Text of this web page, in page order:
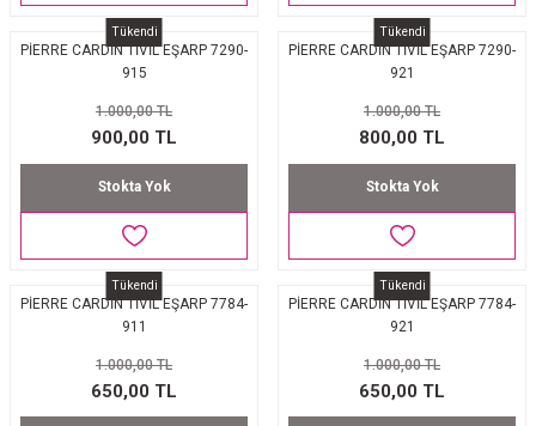
Tükendi
PİERRE CARDİN TİVİL EŞARP 7290-
915
1.000,00 TL
900,00 TL
Stokta Yok
Tükendi
PİERRE CARDİN TİVİL EŞARP 7290-
921
1.000,00 TL
800,00 TL
Stokta Yok
Tükendi
PİERRE CARDİN TİVİL EŞARP 7784-
911
1.000,00 TL
650,00 TL
Tükendi
PİERRE CARDİN TİVİL EŞARP 7784-
921
1.000,00 TL
650,00 TL